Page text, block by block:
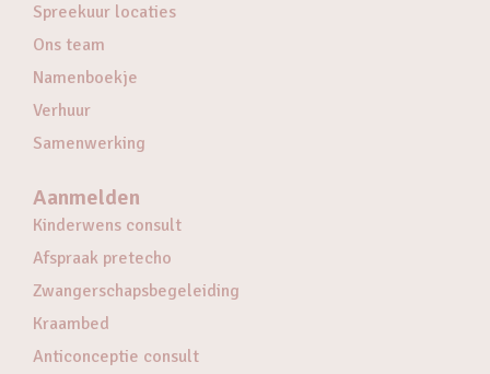
Spreekuur locaties
Ons team
Namenboekje
Verhuur
Samenwerking
Aanmelden
Kinderwens consult
Afspraak pretecho
Zwangerschapsbegeleiding
Kraambed
Anticonceptie consult